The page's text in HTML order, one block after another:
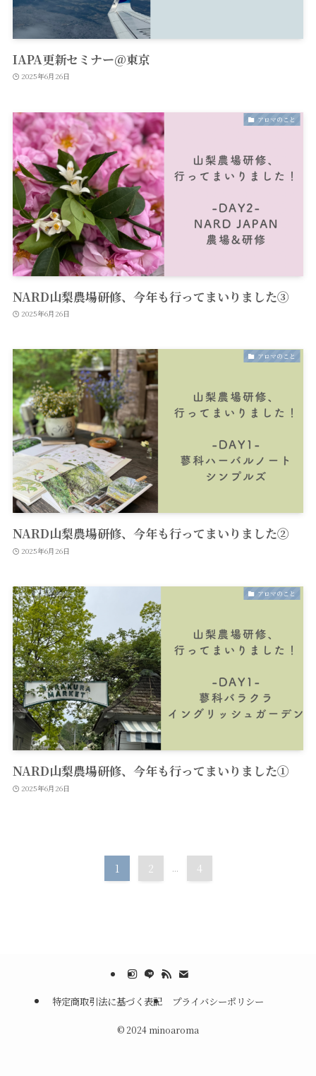
IAPA更新セミナー@東京
2025年6月26日
アロマのこと
NARD山梨農場研修、今年も行ってまいりました③
2025年6月26日
アロマのこと
NARD山梨農場研修、今年も行ってまいりました②
2025年6月26日
アロマのこと
NARD山梨農場研修、今年も行ってまいりました①
2025年6月26日
1 2 ... 4
特定商取引法に基づく表記 プライバシーポリシー
© 2024 minoaroma